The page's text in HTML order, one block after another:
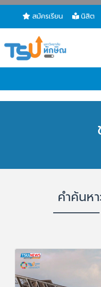
สมัครเรียน นิสิต
คำค้นห